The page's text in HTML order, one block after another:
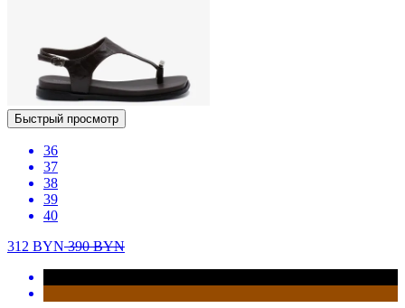
Быстрый просмотр
36
37
38
39
40
312 BYN390BYN